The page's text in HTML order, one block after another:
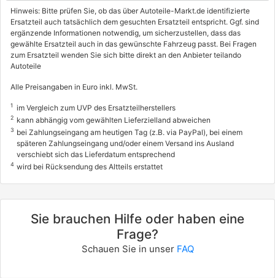
Hinweis: Bitte prüfen Sie, ob das über Autoteile-Markt.de identifizierte
Ersatzteil auch tatsächlich dem gesuchten Ersatzteil entspricht. Ggf. sind
ergänzende Informationen notwendig, um sicherzustellen, dass das
gewählte Ersatzteil auch in das gewünschte Fahrzeug passt. Bei Fragen
zum Ersatzteil wenden Sie sich bitte direkt an den Anbieter teilando
Autoteile
Alle Preisangaben in Euro inkl. MwSt.
1 im Vergleich zum UVP des Ersatzteilherstellers
2 kann abhängig vom gewählten Lieferzielland abweichen
3 bei Zahlungseingang am heutigen Tag (z.B. via PayPal), bei einem
späteren Zahlungseingang und/oder einem Versand ins Ausland
verschiebt sich das Lieferdatum entsprechend
4 wird bei Rücksendung des Altteils erstattet
Sie brauchen Hilfe oder haben eine
Frage?
Schauen Sie in unser FAQ